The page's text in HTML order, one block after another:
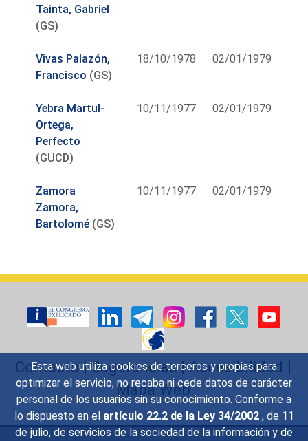
Esta web utiliza cookies de terceros y propias para
optimizar el servicio, no recaba ni cede datos de carácter
personal de los usuarios sin su conocimiento. Conforme a
lo dispuesto en el artículo 22.2 de la Ley 34/2002 , de 11
de julio, de servicios de la sociedad de la información y de
Tainta, Gabriel
(GS)
Vivas Palazón,
Francisco (GS)
18/10/1978 02/01/1979
Yebra Martul-
Ortega,
Perfecto
(GUCD)
10/11/1977 02/01/1979
Zamora
Zamora,
Bartolomé (GS)
10/11/1977 02/01/1979
Contacto|Sugerencias|Accesibilidad |
Mapa Web